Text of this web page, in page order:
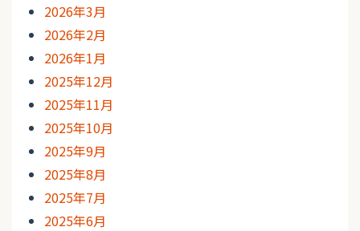
2026年3月
2026年2月
2026年1月
2025年12月
2025年11月
2025年10月
2025年9月
2025年8月
2025年7月
2025年6月